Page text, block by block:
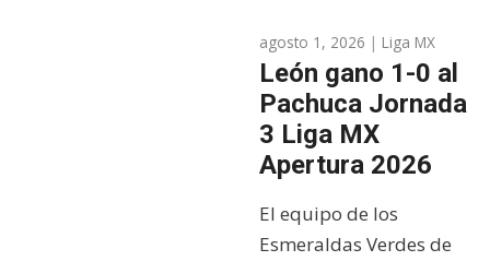
León gano 1-0 al
Pachuca Jornada
3 Liga MX
Apertura 2026
agosto 1, 2026 | Liga MX
El equipo de los
Esmeraldas Verdes de